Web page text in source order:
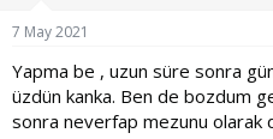
7 May 2021
Yapma be , uzun süre sonra
üzdün kanka. Ben de bozdum
sonra neverfap mezunu olarak